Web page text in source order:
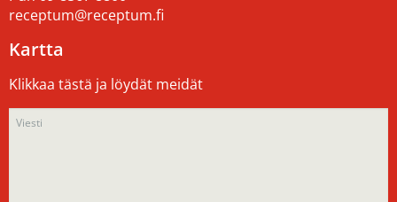
receptum@receptum.fi
Kartta
Klikkaa tästä ja löydät meidät